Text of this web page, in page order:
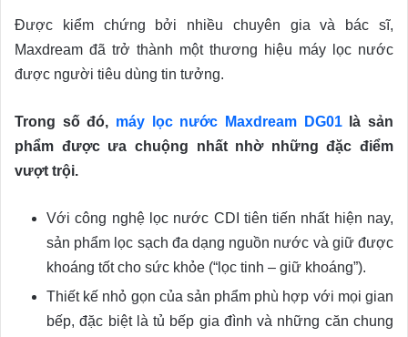
Được kiểm chứng bởi nhiều chuyên gia và bác sĩ,
Maxdream đã trở thành một thương hiệu máy lọc nước
được người tiêu dùng tin tưởng.
Trong số đó, máy lọc nước Maxdream DG01là sản
phẩm được ưa chuộng nhất nhờ những đặc điểm
vượt trội.
Với công nghệ lọc nước CDI tiên tiến nhất hiện nay,
sản phẩm lọc sạch đa dạng nguồn nước và giữ được
khoáng tốt cho sức khỏe (“lọc tinh – giữ khoáng”).
Thiết kế nhỏ gọn của sản phẩm phù hợp với mọi gian
bếp, đặc biệt là tủ bếp gia đình và những căn chung